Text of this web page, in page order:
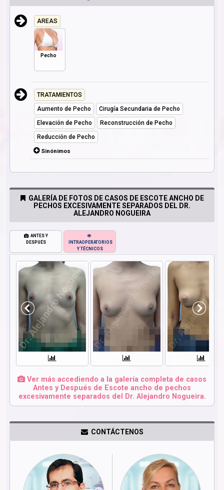
AREAS
Pecho
TRATAMIENTOS
Aumento de Pecho
Cirugía Secundaria de Pecho
Elevación de Pecho
Reconstrucción de Pecho
Reducción de Pecho
Sinónimos
GALERÍA DE FOTOS DE CASOS DE ESCOTE ANCHO DE
PECHOS EXCESIVAMENTE SEPARADOS DEL DR.
ALEJANDRO NOGUEIRA
ANTES Y
DESPUÉS
INTRAOPERATORIOS
Y TÉCNICOS
Ver más accediendo a la galería completa de casos
Antes y Después de Escote ancho de pechos
excesivamente separados del Dr. Alejandro Nogueira.
CONTÁCTENOS